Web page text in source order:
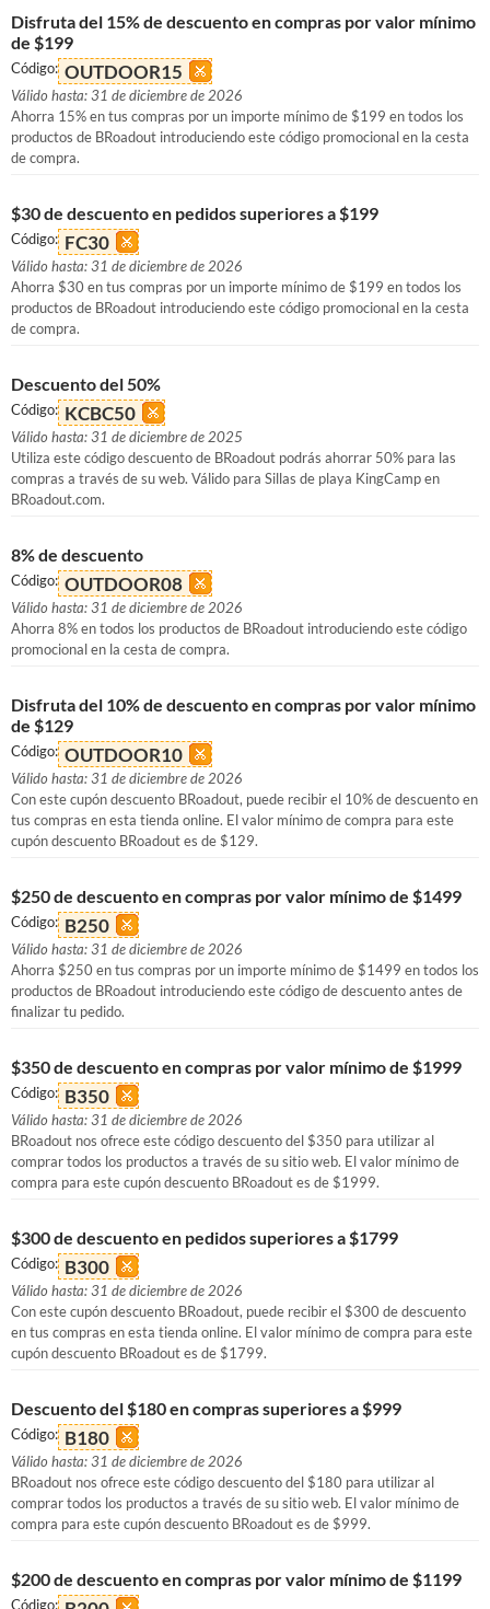
Disfruta del 15% de descuento en compras por valor mínimo
de $199
Código: OUTDOOR15
Válido hasta: 31 de diciembre de 2026
Ahorra 15% en tus compras por un importe mínimo de $199 en todos los
productos de BRoadout introduciendo este código promocional en la cesta
de compra.
$30 de descuento en pedidos superiores a $199
Código: FC30
Válido hasta: 31 de diciembre de 2026
Ahorra $30 en tus compras por un importe mínimo de $199 en todos los
productos de BRoadout introduciendo este código promocional en la cesta
de compra.
Descuento del 50%
Código: KCBC50
Válido hasta: 31 de diciembre de 2025
Utiliza este código descuento de BRoadout podrás ahorrar 50% para las
compras a través de su web. Válido para Sillas de playa KingCamp en
BRoadout.com.
8% de descuento
Código: OUTDOOR08
Válido hasta: 31 de diciembre de 2026
Ahorra 8% en todos los productos de BRoadout introduciendo este código
promocional en la cesta de compra.
Disfruta del 10% de descuento en compras por valor mínimo
de $129
Código: OUTDOOR10
Válido hasta: 31 de diciembre de 2026
Con este cupón descuento BRoadout, puede recibir el 10% de descuento en
tus compras en esta tienda online. El valor mínimo de compra para este
cupón descuento BRoadout es de $129.
$250 de descuento en compras por valor mínimo de $1499
Código: B250
Válido hasta: 31 de diciembre de 2026
Ahorra $250 en tus compras por un importe mínimo de $1499 en todos los
productos de BRoadout introduciendo este código de descuento antes de
finalizar tu pedido.
$350 de descuento en compras por valor mínimo de $1999
Código: B350
Válido hasta: 31 de diciembre de 2026
BRoadout nos ofrece este código descuento del $350 para utilizar al
comprar todos los productos a través de su sitio web. El valor mínimo de
compra para este cupón descuento BRoadout es de $1999.
$300 de descuento en pedidos superiores a $1799
Código: B300
Válido hasta: 31 de diciembre de 2026
Con este cupón descuento BRoadout, puede recibir el $300 de descuento
en tus compras en esta tienda online. El valor mínimo de compra para este
cupón descuento BRoadout es de $1799.
Descuento del $180 en compras superiores a $999
Código: B180
Válido hasta: 31 de diciembre de 2026
BRoadout nos ofrece este código descuento del $180 para utilizar al
comprar todos los productos a través de su sitio web. El valor mínimo de
compra para este cupón descuento BRoadout es de $999.
$200 de descuento en compras por valor mínimo de $1199
Código: